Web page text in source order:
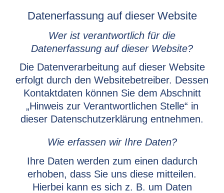
Datenerfassung auf dieser Website
Wer ist verantwortlich für die
Datenerfassung auf dieser Website?
Die Datenverarbeitung auf dieser Website
erfolgt durch den Websitebetreiber. Dessen
Kontaktdaten können Sie dem Abschnitt
„Hinweis zur Verantwortlichen Stelle“ in
dieser Datenschutzerklärung entnehmen.
Wie erfassen wir Ihre Daten?
Ihre Daten werden zum einen dadurch
erhoben, dass Sie uns diese mitteilen.
Hierbei kann es sich z. B. um Daten